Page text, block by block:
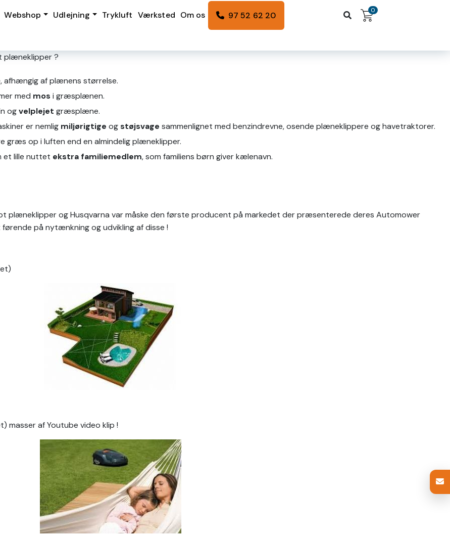
plæneklipper ?
afhængig af plænens størrelse.
med mos i græsplænen.
ogvelplejet græsplæne.
er nemlig miljørigtige ogstøjsvage sammenlignet med benzindrevne, osende plæneklippere og havetraktorer.
græs op i luften end en almindelig plæneklipper.
et lille nuttet ekstra familiemedlem, som familiens børn giver kælenavn.
plæneklipper og Husqvarna var måske den første producent på markedet der præsenterede deres Automower
på nytænkning og udvikling af disse !
masser af Youtube video klip !
Webshop Udlejning Trykluft Værksted Om os 97 52 62 20 0